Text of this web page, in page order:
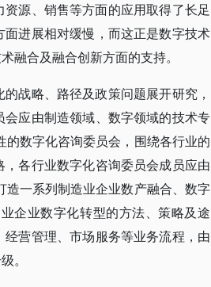
源、销售等方面的应用取得了长足
进展相对缓慢，而这正是数字技术
融合及融合创新方面的支持。
战略、路径及政策问题展开研究，
应由制造领域、数字领域的技术专
数字化咨询委员会，围绕各行业的
各行业数字化咨询委员会成员应由
一系列制造业企业数产融合、数字
企业数字化转型的方法、策略及途
营管理、市场服务等业务流程，由
。